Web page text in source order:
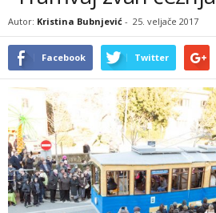
Autor: Kristina Bubnjević - 25. veljače 2017
Facebook Twitter